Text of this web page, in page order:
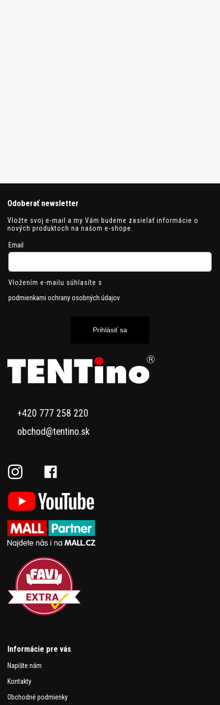
Odoberať newsletter
Vložte svoj e-mail a my Vám budeme zasielať informácie o
nových produktoch na našom e-shope.
Email
Vložením e-mailu súhlasíte s
podmienkami ochrany osobných údajov
Prihlásiť sa
+420 777 258 220
obchod@tentino.sk
Informácie pre vás
Napíšte nám
Kontakty
Obchodné podmienky